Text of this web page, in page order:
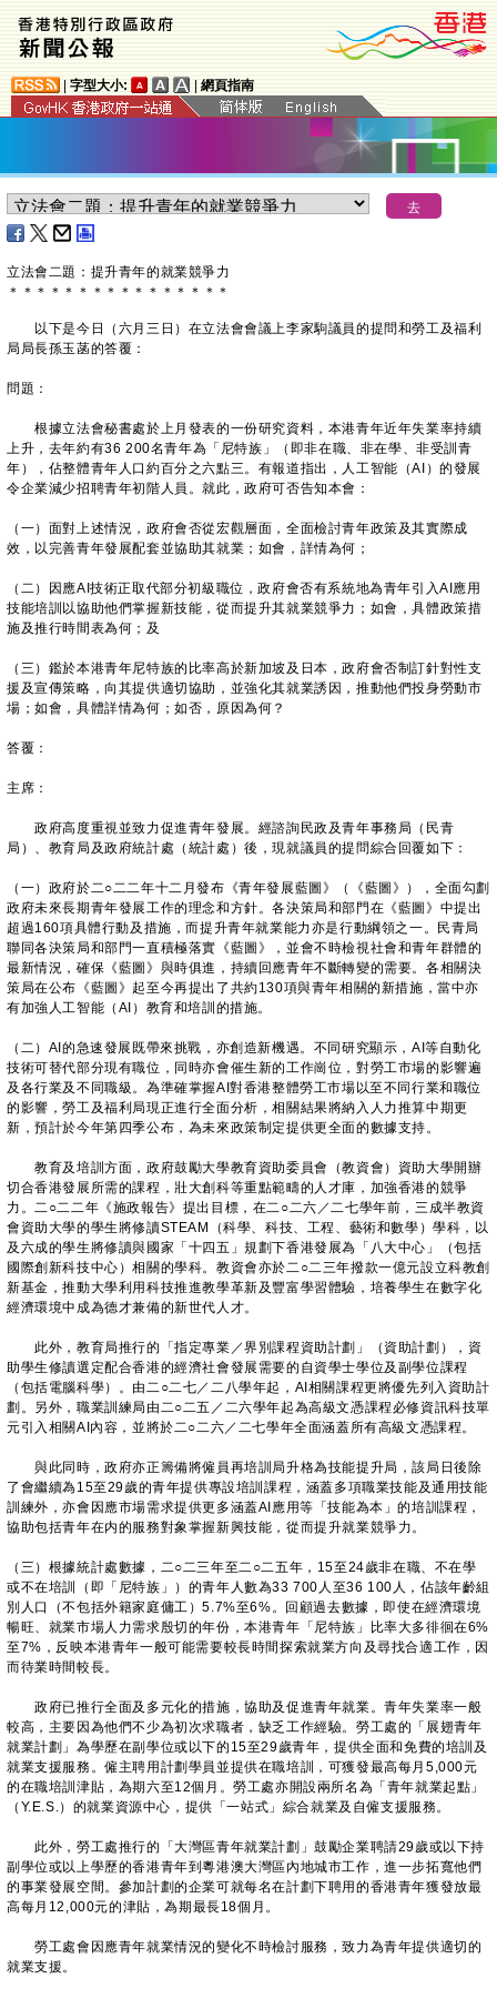
字型大小: 網頁指南
立法會二題：提升青年的就業競爭力
＊ ＊ ＊ ＊ ＊ ＊ ＊ ＊ ＊ ＊ ＊ ＊ ＊ ＊ ＊ ＊
以下是今日（六月三日）在立法會會議上李家駒議員的提問和勞工及福利
局局長孫玉菡的答覆：
問題：
根據立法會秘書處於上月發表的一份研究資料，本港青年近年失業率持續
上升，去年約有36 200名青年為「尼特族」（即非在職、非在學、非受訓青
年），佔整體青年人口約百分之六點三。有報道指出，人工智能（AI）的發展
令企業減少招聘青年初階人員。就此，政府可否告知本會：
（一）面對上述情況，政府會否從宏觀層面，全面檢討青年政策及其實際成
效，以完善青年發展配套並協助其就業；如會，詳情為何；
（二）因應AI技術正取代部分初級職位，政府會否有系統地為青年引入AI應用
技能培訓以協助他們掌握新技能，從而提升其就業競爭力；如會，具體政策措
施及推行時間表為何；及
（三）鑑於本港青年尼特族的比率高於新加坡及日本，政府會否制訂針對性支
援及宣傳策略，向其提供適切協助，並強化其就業誘因，推動他們投身勞動市
場；如會，具體詳情為何；如否，原因為何？
答覆：
主席：
政府高度重視並致力促進青年發展。經諮詢民政及青年事務局（民青
局）、教育局及政府統計處（統計處）後，現就議員的提問綜合回覆如下：
（一）政府於二○二二年十二月發布《青年發展藍圖》（《藍圖》），全面勾劃
政府未來長期青年發展工作的理念和方針。各決策局和部門在《藍圖》中提出
超過160項具體行動及措施，而提升青年就業能力亦是行動綱領之一。民青局
聯同各決策局和部門一直積極落實《藍圖》，並會不時檢視社會和青年群體的
最新情況，確保《藍圖》與時俱進，持續回應青年不斷轉變的需要。各相關決
策局在公布《藍圖》起至今再提出了共約130項與青年相關的新措施，當中亦
有加強人工智能（AI）教育和培訓的措施。
（二）AI的急速發展既帶來挑戰，亦創造新機遇。不同研究顯示，AI等自動化
技術可替代部分現有職位，同時亦會催生新的工作崗位，對勞工市場的影響遍
及各行業及不同職級。為準確掌握AI對香港整體勞工市場以至不同行業和職位
的影響，勞工及福利局現正進行全面分析，相關結果將納入人力推算中期更
新，預計於今年第四季公布，為未來政策制定提供更全面的數據支持。
教育及培訓方面，政府鼓勵大學教育資助委員會（教資會）資助大學開辦
切合香港發展所需的課程，壯大創科等重點範疇的人才庫，加強香港的競爭
力。二○二二年《施政報告》提出目標，在二○二六／二七學年前，三成半教資
會資助大學的學生將修讀STEAM（科學、科技、工程、藝術和數學）學科，以
及六成的學生將修讀與國家「十四五」規劃下香港發展為「八大中心」（包括
國際創新科技中心）相關的學科。教資會亦於二○二三年撥款一億元設立科教創
新基金，推動大學利用科技推進教學革新及豐富學習體驗，培養學生在數字化
經濟環境中成為德才兼備的新世代人才。
此外，教育局推行的「指定專業／界別課程資助計劃」（資助計劃），資
助學生修讀選定配合香港的經濟社會發展需要的自資學士學位及副學位課程
（包括電腦科學）。由二○二七／二八學年起，AI相關課程更將優先列入資助計
劃。另外，職業訓練局由二○二五／二六學年起為高級文憑課程必修資訊科技單
元引入相關AI內容，並將於二○二六／二七學年全面涵蓋所有高級文憑課程。
與此同時，政府亦正籌備將僱員再培訓局升格為技能提升局，該局日後除
了會繼續為15至29歲的青年提供專設培訓課程，涵蓋多項職業技能及通用技能
訓練外，亦會因應市場需求提供更多涵蓋AI應用等「技能為本」的培訓課程，
協助包括青年在内的服務對象掌握新興技能，從而提升就業競爭力。
（三）根據統計處數據，二○二三年至二○二五年，15至24歲非在職、不在學
或不在培訓（即「尼特族」）的青年人數為33 700人至36 100人，佔該年齡組
別人口（不包括外籍家庭傭工）5.7%至6%。回顧過去數據，即使在經濟環境
暢旺、就業市場人力需求殷切的年份，本港青年「尼特族」比率大多徘徊在6%
至7%，反映本港青年一般可能需要較長時間探索就業方向及尋找合適工作，因
而待業時間較長。
政府已推行全面及多元化的措施，協助及促進青年就業。青年失業率一般
較高，主要因為他們不少為初次求職者，缺乏工作經驗。勞工處的「展翅青年
就業計劃」為學歷在副學位或以下的15至29歲青年，提供全面和免費的培訓及
就業支援服務。僱主聘用計劃學員並提供在職培訓，可獲發最高每月5,000元
的在職培訓津貼，為期六至12個月。勞工處亦開設兩所名為「青年就業起點」
（Y.E.S.）的就業資源中心，提供「一站式」綜合就業及自僱支援服務。
此外，勞工處推行的「大灣區青年就業計劃」鼓勵企業聘請29歲或以下持
副學位或以上學歷的香港青年到粵港澳大灣區內地城市工作，進一步拓寬他們
的事業發展空間。參加計劃的企業可就每名在計劃下聘用的香港青年獲發放最
高每月12,000元的津貼，為期最長18個月。
勞工處會因應青年就業情況的變化不時檢討服務，致力為青年提供適切的
就業支援。